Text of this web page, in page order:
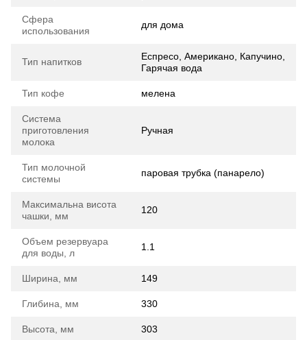
Сфера
использования
для дома
Тип напитков
Еспресо, Американо, Капучино,
Гарячая вода
Тип кофе мелена
Система
приготовления
молока
Ручная
Тип молочной
системы
паровая трубка (панарело)
Максимальна висота
чашки, мм
120
Объем резервуара
для воды, л
1.1
Ширина, мм 149
Глибина, мм 330
Высота, мм 303